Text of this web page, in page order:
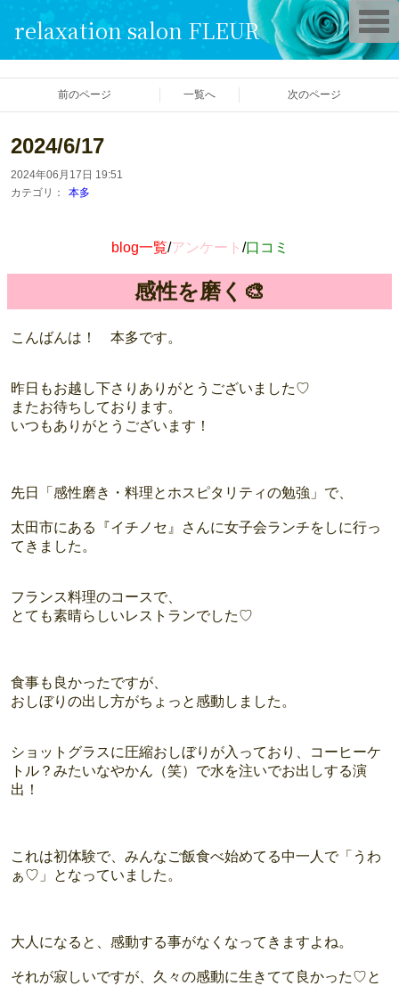
relaxation salon FLEUR
前のページ 一覧へ 次のページ
2024/6/17
2024年06月17日 19:51
カテゴリ：
本多
blog一覧/アンケート /口コミ
感性を磨く🎨
こんばんは！ 本多です。
昨日もお越し下さりありがとうございました♡
またお待ちしております。
いつもありがとうございます！
先日「感性磨き・料理とホスピタリティの勉強」で、
太田市にある『イチノセ』さんに女子会ランチをしに行っ
てきました。
フランス料理のコースで、
とても素晴らしいレストランでした♡
食事も良かったですが、
おしぼりの出し方がちょっと感動しました。
ショットグラスに圧縮おしぼりが入っており、コーヒーケ
トル？みたいなやかん（笑）で水を注いでお出しする演
出！
これは初体験で、みんなご飯食べ始めてる中一人で「うわ
ぁ♡」となっていました。
大人になると、感動する事がなくなってきますよね。
それが寂しいですが、久々の感動に生きてて良かった♡と
T
o
g
g
e
a